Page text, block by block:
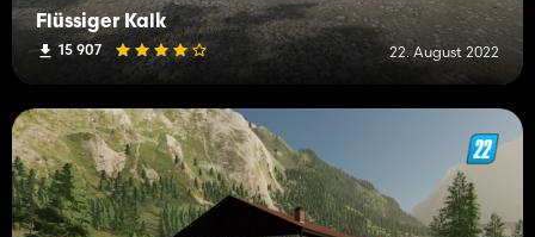
Flüssiger Kalk
15 907 22. August 2022